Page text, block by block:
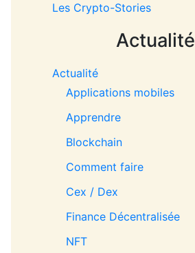
Les Crypto-Stories
Actualité
Actualité
Applications mobiles
Apprendre
Blockchain
Comment faire
Cex / Dex
Finance Décentralisée
NFT